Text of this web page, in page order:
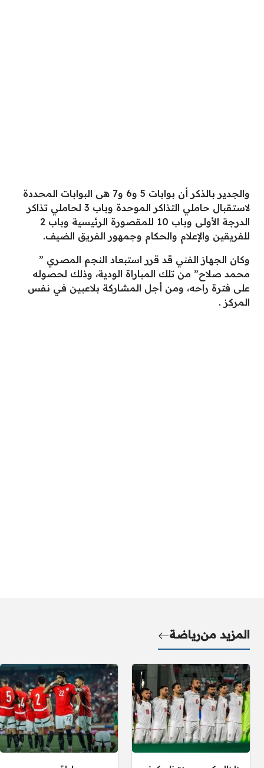
والجدير بالذكر أن بوابات 5 و6 و7 هى البوابات المحددة
لاستقبال حاملي التذاكر الموحدة وباب 3 لحاملي تذاكر
الدرجة الأولى وباب 10 للمقصورة الرئيسية وباب 2
للفريقين والإعلام والحكام وجمهور الفريق الضيف.
وكان الجهاز الفني قد قرر استبعاد النجم المصري ”
محمد صلاح” من تلك المباراة الودية، وذلك لحصوله
على فترة راحه، ومن أجل المشاركة بلاعبين في نفس
المركز .
المزيد منرياضة